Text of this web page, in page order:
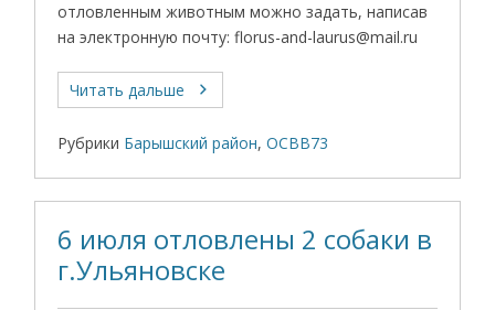
отловленным животным можно задать, написав
на электронную почту: florus-and-laurus@mail.ru
Читать дальше
Рубрики Барышский район,ОСВВ73
6 июля отловлены 2 собаки в
г.Ульяновске